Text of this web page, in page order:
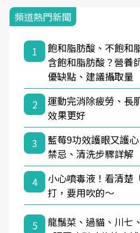
頻道熱門新聞
1
飽和脂肪酸、不飽和
含飽和脂肪酸？營養
優缺點、建議攝取量
2
運動完消除疲勞、
效果更好
3
藍莓9功效護眼又護
禁忌、清洗步驟詳解
4
小心噴毒液！看清楚
打，要用吹的～
5
龍鬚菜、過貓、川七